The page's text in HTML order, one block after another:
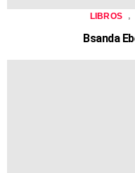
LIBROS ,
Bsanda